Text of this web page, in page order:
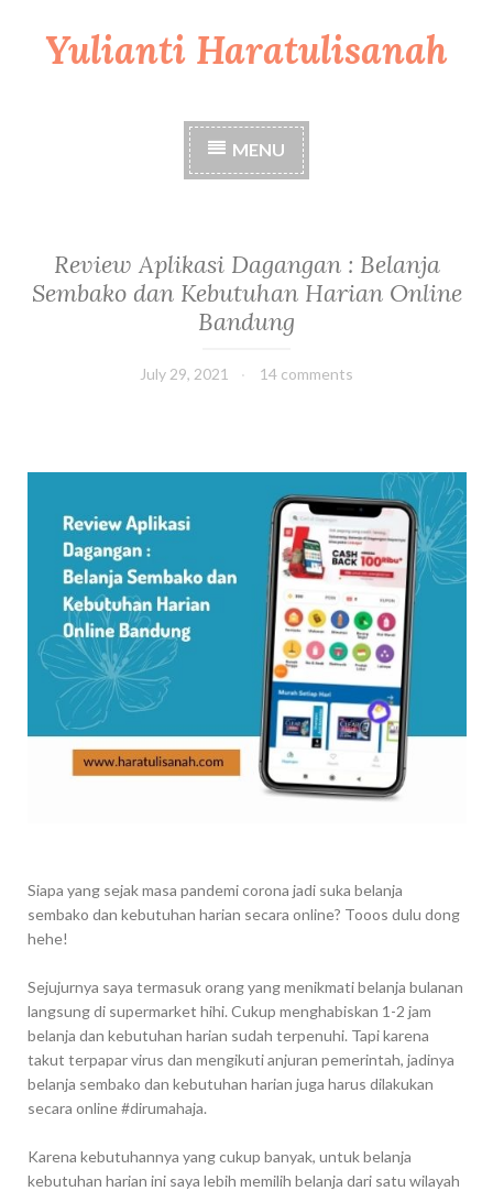
e
n
Yulianti Haratulisanah
MENU
Review Aplikasi Dagangan : Belanja
Sembako dan Kebutuhan Harian Online
Bandung
July 29, 2021 14 comments
Siapa yang sejak masa pandemi corona jadi suka belanja
sembako dan kebutuhan harian secara online? Tooos dulu dong
hehe!
Sejujurnya saya termasuk orang yang menikmati belanja bulanan
langsung di supermarket hihi. Cukup menghabiskan 1-2 jam
belanja dan kebutuhan harian sudah terpenuhi. Tapi karena
takut terpapar virus dan mengikuti anjuran pemerintah, jadinya
belanja sembako dan kebutuhan harian juga harus dilakukan
secara online #dirumahaja.
Karena kebutuhannya yang cukup banyak, untuk belanja
kebutuhan harian ini saya lebih memilih belanja dari satu wilayah